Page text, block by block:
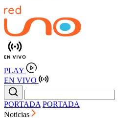
PLAY
EN VIVO
PORTADA PORTADA
Noticias